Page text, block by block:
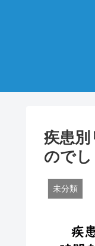
疾患
のでし
未分類